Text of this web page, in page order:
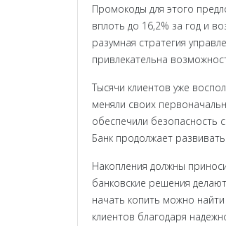
Промокоды для этого
вплоть до 16,2% за год и
разумная стратегия
привлекательна
Тысячи клиентов уже
меняли своих
обеспечили безопасность
Банк продолжает
Накопления должны
банковские решения
начать копить можно
клиентов благодаря